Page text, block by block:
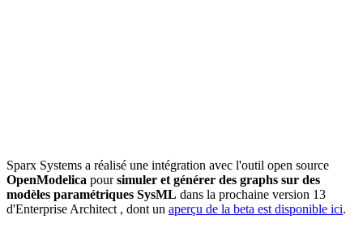
Sparx Systems a réalisé une intégration avec l'outil open source
OpenModelica poursimuler et générer des graphs sur des
modèles paramétriques SysML dans la prochaine version 13
d'Enterprise Architect , dont un aperçu de la beta est disponible ici.